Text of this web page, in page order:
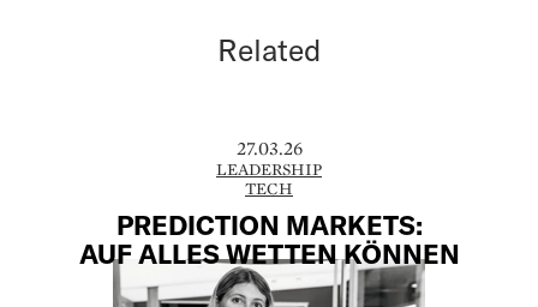
Related
27.03.26
LEADERSHIP
TECH
PREDICTION MARKETS:
AUF ALLES WETTEN ­KÖNNEN